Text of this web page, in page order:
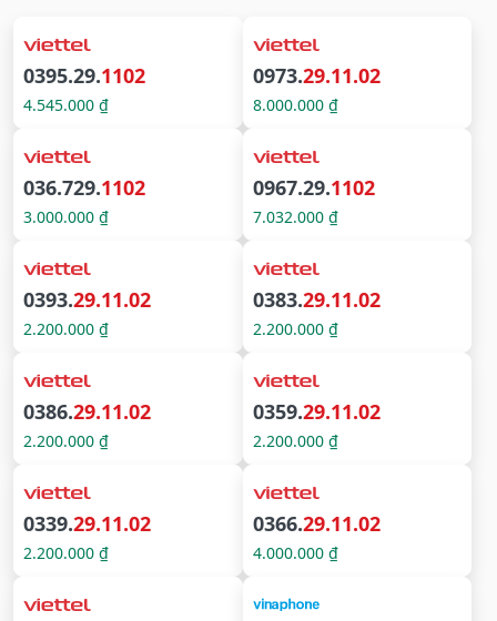
0395.29.1102
4.545.000 ₫
0973.29.11.02
8.000.000 ₫
036.729.1102
3.000.000 ₫
0967.29.1102
7.032.000 ₫
0393.29.11.02
2.200.000 ₫
0383.29.11.02
2.200.000 ₫
0386.29.11.02
2.200.000 ₫
0359.29.11.02
2.200.000 ₫
0339.29.11.02
2.200.000 ₫
0366.29.11.02
4.000.000 ₫